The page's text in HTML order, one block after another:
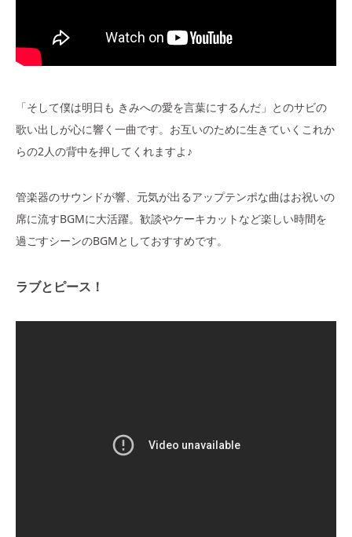
「そして僕は明日も きみへの愛を言葉にするんだ」とのサビの
歌い出しが心に響く一曲です。お互いのために生きていくこれか
らの2人の背中を押してくれますよ♪
管楽器のサウンドが響、元気が出るアップテンポな曲はお祝いの
席に流すBGMに大活躍。歓談やケーキカットなど楽しい時間を
過ごすシーンのBGMとしておすすめです。
ラブとピース！